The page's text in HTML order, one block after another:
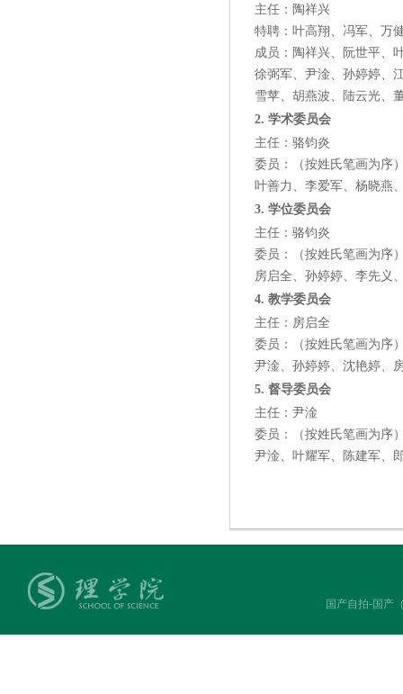
主任：陶祥兴
特聘：叶高翔、冯军、万
成员：陶祥兴、阮世平、
徐弼军、尹淦、孙婷婷、
雪苹、胡燕波、陆云光、
2. 学术委员会
主任：骆钧炎
委员：（按姓氏笔画为序
叶善力、李爱军、杨晓燕
3. 学位委员会
主任：骆钧炎
委员：（按姓氏笔画为序
房启全、孙婷婷、李先义
4. 教学委员会
主任：房启全
委员：（按姓氏笔画为序
尹淦、孙婷婷、沈艳婷、
5. 督导委员会
主任：尹淦
委员：（按姓氏笔画为序
尹淦、叶耀军、陈建军、
国产自拍-国产